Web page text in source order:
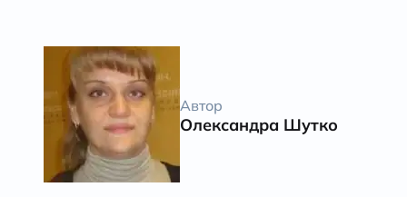
Автор
Олександра Шутко